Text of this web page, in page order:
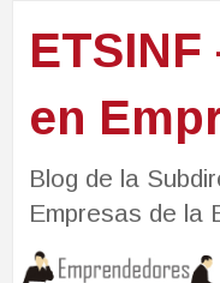
en
Blog de la
Empresas de la